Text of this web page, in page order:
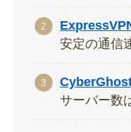
安定の通信
サーバー数